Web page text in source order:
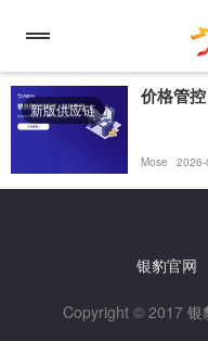
新版供应链
价格管控
Mose 2026-
银豹官网
Copyright © 2017 银